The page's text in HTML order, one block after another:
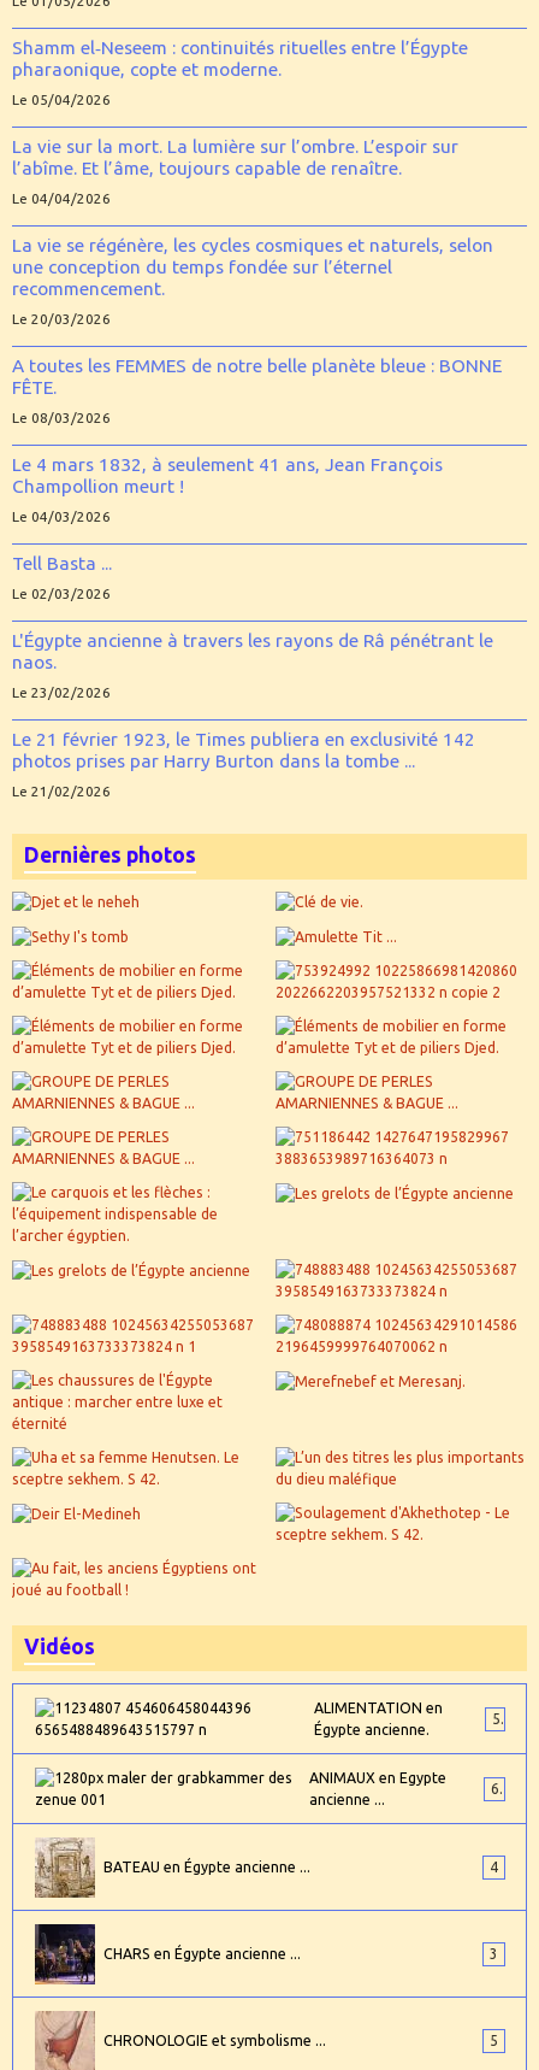
Shamm el‑Neseem : continuités rituelles entre l’Égypte
pharaonique, copte et moderne.
Le 05/04/2026
La vie sur la mort. La lumière sur l’ombre. L’espoir sur
l’abîme. Et l’âme, toujours capable de renaître.
Le 04/04/2026
La vie se régénère, les cycles cosmiques et naturels, selon
une conception du temps fondée sur l’éternel
recommencement.
Le 20/03/2026
A toutes les FEMMES de notre belle planète bleue : BONNE
FÊTE.
Le 08/03/2026
Le 4 mars 1832, à seulement 41 ans, Jean François
Champollion meurt !
Le 04/03/2026
Tell Basta ...
Le 02/03/2026
L'Égypte ancienne à travers les rayons de Râ pénétrant le
naos.
Le 23/02/2026
Le 21 février 1923, le Times publiera en exclusivité 142
photos prises par Harry Burton dans la tombe ...
Le 21/02/2026
Dernières photos
Vidéos
ALIMENTATION en
Égypte ancienne.
5
ANIMAUX en Egypte
ancienne ...
6
BATEAU en Égypte ancienne ... 4
CHARS en Égypte ancienne ... 3
CHRONOLOGIE et symbolisme ... 5